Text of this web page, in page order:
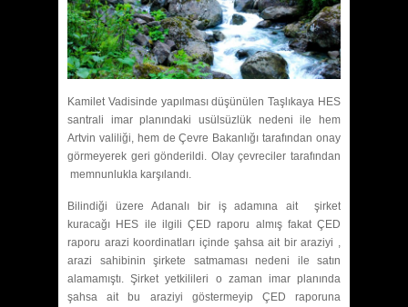
Kamilet Vadisinde yapılması düşünülen Taşlıkaya HES
santrali imar planındaki usülsüzlük nedeni ile hem
Artvin valiliği, hem de Çevre Bakanlığı tarafından onay
görmeyerek geri gönderildi. Olay çevreciler tarafından
memnunlukla karşılandı.
Bilindiği üzere Adanalı bir iş adamına ait şirket
kuracağı HES ile ilgili ÇED raporu almış fakat ÇED
raporu arazi koordinatları içinde şahsa ait bir araziyi ,
arazi sahibinin şirkete satmaması nedeni ile satın
alamamıştı. Şirket yetkilileri o zaman imar planında
şahsa ait bu araziyi göstermeyip ÇED raporuna